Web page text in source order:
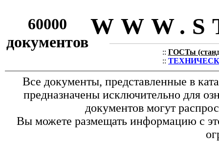
60000
документов
:: ГОСТы
::
Все документы, представленные в
предназначены исключительно для
документов могут
Вы можете размещать информацию с